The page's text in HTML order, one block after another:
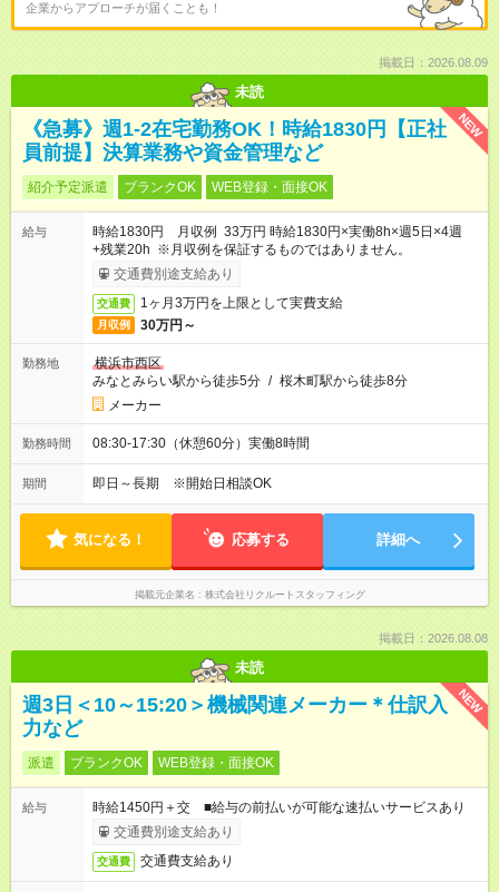
企業からアプローチが届くことも！
掲載日：2026.08.09
未読
NEW
《急募》週1-2在宅勤務OK！時給1830円【正社
員前提】決算業務や資金管理など
紹介予定派遣 ブランクOK WEB登録・面接OK
給与
時給1830円 月収例 33万円 時給1830円×実働8h×週5日×4週
+残業20h ※月収例を保証するものではありません。
交通費別途支給あり
交通費 1ヶ月3万円を上限として実費支給
月収例 30万円～
勤務地
横浜市西区
みなとみらい駅から徒歩5分 / 桜木町駅から徒歩8分
メーカー
勤務時間 08:30-17:30（休憩60分）実働8時間
期間 即日～長期 ※開始日相談OK
気になる！ 応募する 詳細へ
掲載元企業名 株式会社リクルートスタッフィング
掲載日：2026.08.08
未読
NEW
週3日＜10～15:20＞機械関連メーカー＊仕訳入
力など
派遣 ブランクOK WEB登録・面接OK
給与
時給1450円＋交 ■給与の前払いが可能な速払いサービスあり
交通費別途支給あり
交通費 交通費支給あり